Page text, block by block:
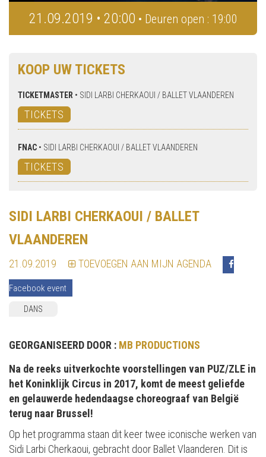
21.09.2019 • 20:00 • Deuren open : 19:00
KOOP UW TICKETS
TICKETMASTER • SIDI LARBI CHERKAOUI / BALLET VLAANDEREN
TICKETS
FNAC • SIDI LARBI CHERKAOUI / BALLET VLAANDEREN
TICKETS
SIDI LARBI CHERKAOUI / BALLET
VLAANDEREN
21.09.2019 TOEVOEGEN AAN MIJN AGENDA
Facebook event
DANS
GEORGANISEERD DOOR : MB PRODUCTIONS
Na de reeks uitverkochte voorstellingen van PUZ/ZLE in
het Koninklijk Circus in 2017, komt de meest geliefde
en gelauwerde hedendaagse choreograaf van België
terug naar Brussel!
Op het programma staan dit keer twee iconische werken van
Sidi Larbi Cherkaoui, gebracht door Ballet Vlaanderen. Dit is